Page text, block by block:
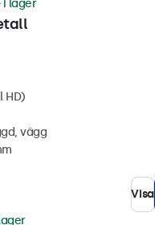
i lager
HD)
vägg
Visa